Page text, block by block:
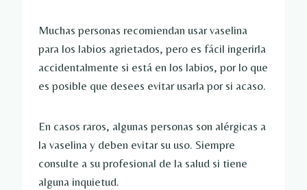
Muchas personas recomiendan usar vaselina
para los labios agrietados, pero es fácil ingerirla
accidentalmente si está en los labios, por lo que
es posible que desees evitar usarla por si acaso.
En casos raros, algunas personas son alérgicas a
la vaselina y deben evitar su uso. Siempre
consulte a su profesional de la salud si tiene
alguna inquietud.